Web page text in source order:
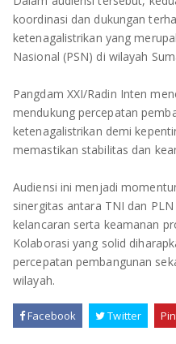
koordinasi dan dukungan
ketenagalistrikan yang
Nasional (PSN) di wilayah
Pangdam XXI/Radin Inten
mendukung percepatan
ketenagalistrikan demi
memastikan stabilitas dan
Audiensi ini menjadi
sinergitas antara TNI dan
kelancaran serta keamanan
Kolaborasi yang solid
percepatan pembangunan
wilayah.
Facebook Twitter